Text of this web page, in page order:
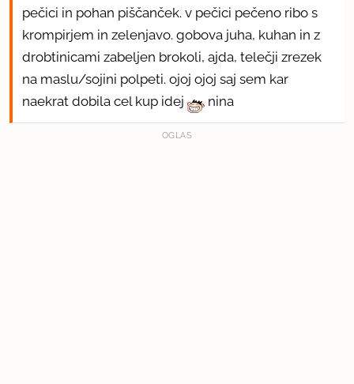
pečici in pohan piščanček. v pečici pečeno ribo s
krompirjem in zelenjavo. gobova juha, kuhan in z
drobtinicami zabeljen brokoli, ajda, telečji zrezek
na maslu/sojini polpeti. ojoj ojoj saj sem kar
naekrat dobila cel kup idej
nina
OGLAS